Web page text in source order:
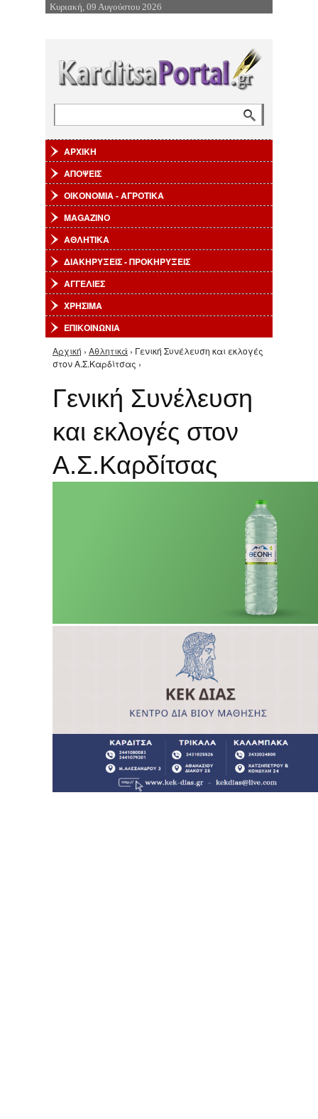
Επιστροφή στην Πλοήγηση
Κυριακή, 09 Αυγούστου 2026
ΑΡΧΙΚΗ
ΑΠΟΨΕΙΣ
ΟΙΚΟΝΟΜΙΑ - ΑΓΡΟΤΙΚΑ
MAGAZINO
ΑΘΛΗΤΙΚΑ
ΔΙΑΚΗΡΥΞΕΙΣ - ΠΡΟΚΗΡΥΞΕΙΣ
ΑΓΓΕΛΙΕΣ
ΧΡΗΣΙΜΑ
ΕΠΙΚΟΙΝΩΝΙΑ
Είστε εδώ
Αρχική › Αθλητικά › Γενική Συνέλευση και εκλογές
στον Α.Σ.Καρδίτσας ›
Γενική Συνέλευση
και εκλογές στον
Α.Σ.Καρδίτσας